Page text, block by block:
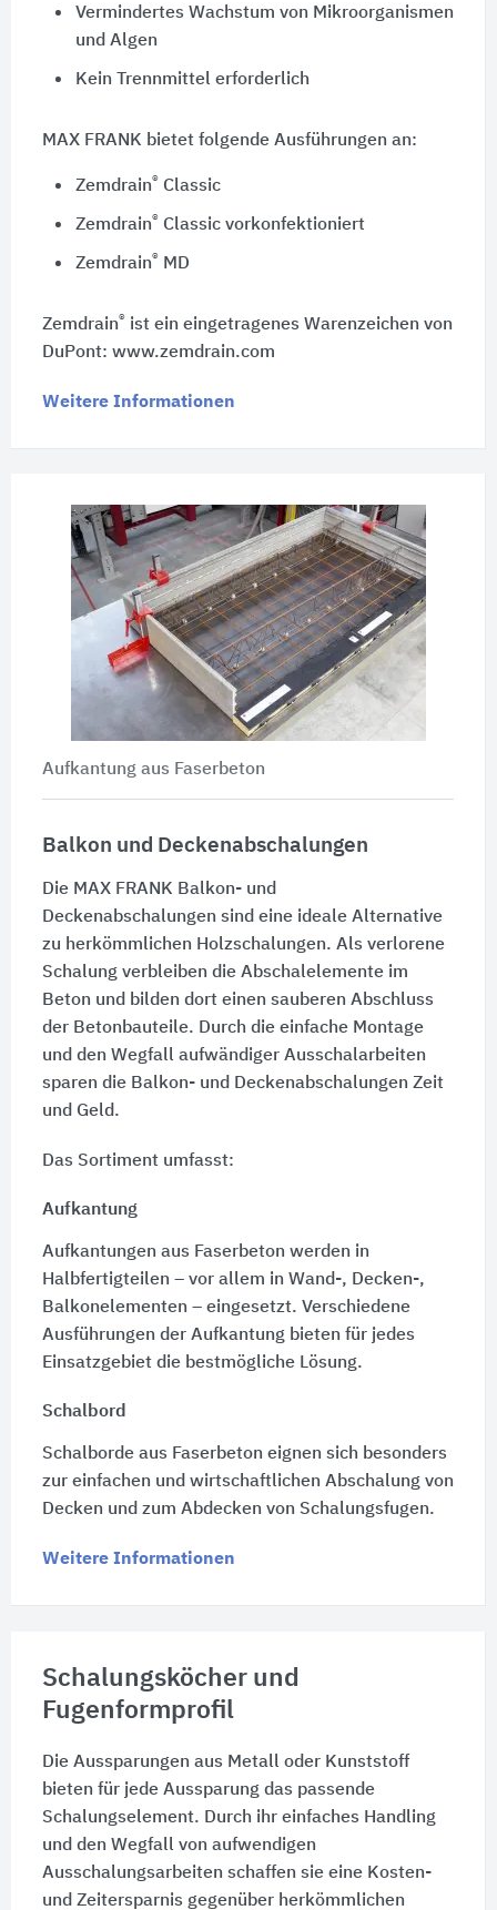
Vermindertes Wachstum von Mikroorganismen
und Algen
Kein Trennmittel erforderlich
MAX FRANK bietet folgende Ausführungen an:
Zemdrain® Classic
Zemdrain® Classic vorkonfektioniert
Zemdrain® MD
Zemdrain® ist ein eingetragenes Warenzeichen von
DuPont: www.zemdrain.com
Weitere Informationen
Aufkantung aus Faserbeton
Balkon und Deckenabschalungen
Die MAX FRANK Balkon- und
Deckenabschalungen sind eine ideale Alternative
zu herkömmlichen Holzschalungen. Als verlorene
Schalung verbleiben die Abschalelemente im
Beton und bilden dort einen sauberen Abschluss
der Betonbauteile. Durch die einfache Montage
und den Wegfall aufwändiger Ausschalarbeiten
sparen die Balkon- und Deckenabschalungen Zeit
und Geld.
Das Sortiment umfasst:
Aufkantung
Aufkantungen aus Faserbeton werden in
Halbfertigteilen – vor allem in Wand-, Decken-,
Balkonelementen – eingesetzt. Verschiedene
Ausführungen der Aufkantung bieten für jedes
Einsatzgebiet die bestmögliche Lösung.
Schalbord
Schalborde aus Faserbeton eignen sich besonders
zur einfachen und wirtschaftlichen Abschalung von
Decken und zum Abdecken von Schalungsfugen.
Weitere Informationen
Schalungsköcher und
Fugenformprofil
Die Aussparungen aus Metall oder Kunststoff
bieten für jede Aussparung das passende
Schalungselement. Durch ihr einfaches Handling
und den Wegfall von aufwendigen
Ausschalungsarbeiten schaffen sie eine Kosten-
und Zeitersparnis gegenüber herkömmlichen